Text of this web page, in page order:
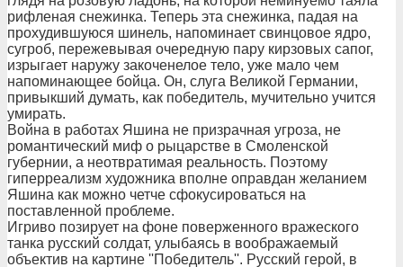
рифленая снежинка. Теперь эта снежинка, падая на
прохудившуюся шинель, напоминает свинцовое ядро,
сугроб, пережевывая очередную пару кирзовых сапог,
изрыгает наружу закоченелое тело, уже мало чем
напоминающее бойца. Он, слуга Великой Германии,
привыкший думать, как победитель, мучительно учится
умирать.
Война в работах Яшина не призрачная угроза, не
романтический миф о рыцарстве в Смоленской
губернии, а неотвратимая реальность. Поэтому
гиперреализм художника вполне оправдан желанием
Яшина как можно четче сфокусироваться на
поставленной проблеме.
Игриво позирует на фоне поверженного вражеского
танка русский солдат, улыбаясь в воображаемый
объектив на картине ''Победитель''. Русский герой, в